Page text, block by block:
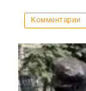
Комментарии